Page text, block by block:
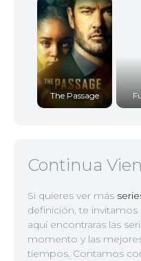
The Passage
Continua
Si quieres ver más
definición, te invitamos
aquí encontraras las
momento y las
tiempos. Contamos